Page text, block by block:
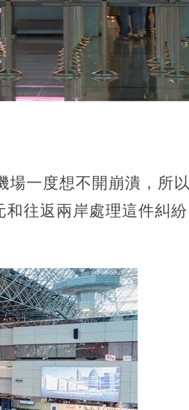
場一度想不開崩潰，所以
往返兩岸處理這件糾紛